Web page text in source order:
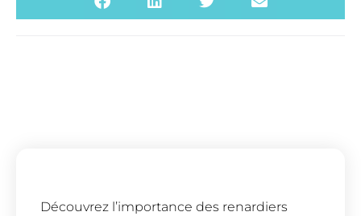
Découvrez l’importance des renardiers